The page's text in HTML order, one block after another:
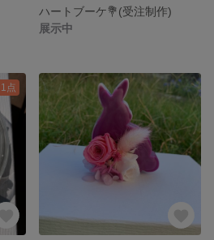
ハートブーケ💐(受注制作)
展示中
点